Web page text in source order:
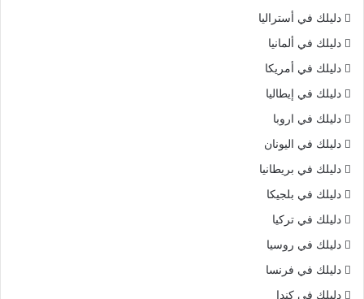
دليلك في أستراليا
دليلك في ألمانيا
دليلك في أمريكا
دليلك في إيطاليا
دليلك في اروبا
دليلك في اليونان
دليلك في بريطانيا
دليلك في بلجيكا
دليلك في تركيا
دليلك في روسيا
دليلك في فرنسا
دليلك في كندا